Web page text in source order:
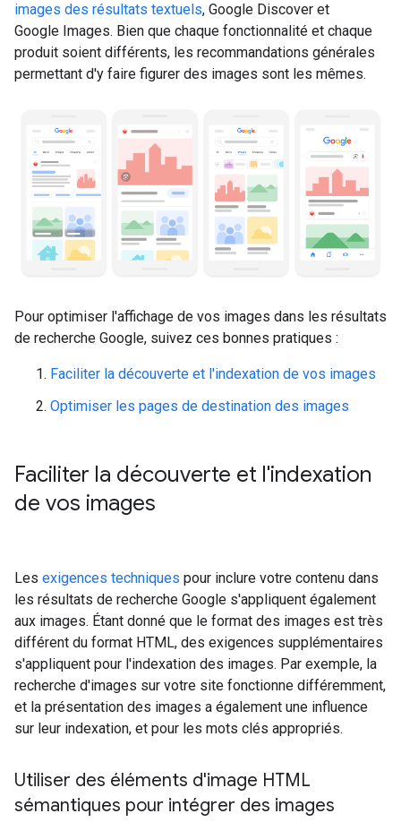
images des résultats textuels, Google Discover et
Google Images. Bien que chaque fonctionnalité et chaque
produit soient différents, les recommandations générales
permettant d'y faire figurer des images sont les mêmes.
Pour optimiser l'affichage de vos images dans les résultats
de recherche Google, suivez ces bonnes pratiques :
Faciliter la découverte et l'indexation de vos images
Optimiser les pages de destination des images
Faciliter la découverte et l'indexation
de vos images
Les exigences techniques pour inclure votre contenu dans
les résultats de recherche Google s'appliquent également
aux images. Étant donné que le format des images est très
différent du format HTML, des exigences supplémentaires
s'appliquent pour l'indexation des images. Par exemple, la
recherche d'images sur votre site fonctionne différemment,
et la présentation des images a également une influence
sur leur indexation, et pour les mots clés appropriés.
Utiliser des éléments d'image HTML
sémantiques pour intégrer des images